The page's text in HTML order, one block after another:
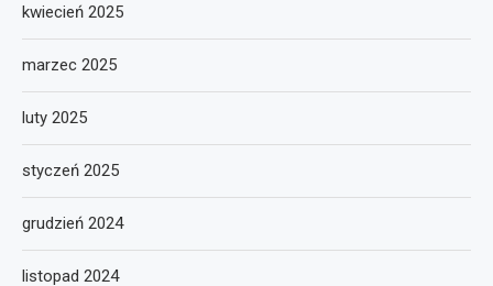
kwiecień 2025
marzec 2025
luty 2025
styczeń 2025
grudzień 2024
listopad 2024